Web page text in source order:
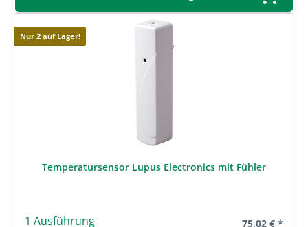
Nur 2 auf Lager!
Temperatursensor Lupus Electronics mit Fühler
1 Ausführung Regulärer
75,02 € *